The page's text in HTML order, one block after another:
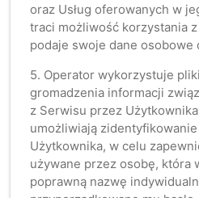
oraz Usług oferowanych w
traci możliwość korzystania
podaje swoje dane osobowe
5. Operator wykorzystuje
gromadzenia informacji
z Serwisu przez
umożliwiają
Użytkownika, w celu
używane przez osobę, która
poprawną nazwę